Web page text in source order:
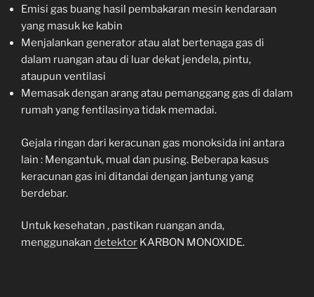
Emisi gas buang hasil pembakaran mesin kendaraan
yang masuk ke kabin
Menjalankan generator atau alat bertenaga gas di
dalam ruangan atau di luar dekat jendela, pintu,
ataupun ventilasi
Memasak dengan arang atau pemanggang gas di dalam
rumah yang fentilasinya tidak memadai.
Gejala ringan dari keracunan gas monoksida ini antara
lain : Mengantuk, mual dan pusing. Beberapa kasus
keracunan gas ini ditandai dengan jantung yang
berdebar.
Untuk kesehatan , pastikan ruangan anda,
menggunakan detektor KARBON MONOXIDE.